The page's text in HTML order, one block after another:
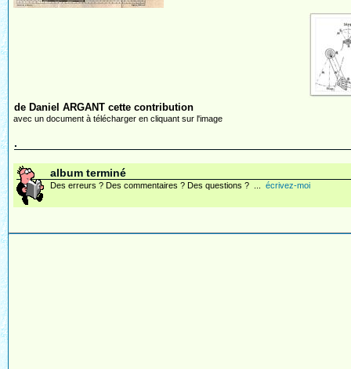
de Daniel ARGANT cette contribution
avec un document à télécharger en cliquant sur l'image
.
album terminé
Des erreurs ? Des commentaires ? Des questions ? ... écrivez-moi